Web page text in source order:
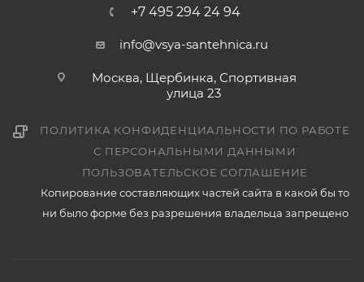
+7 495 294 24 94
info@vsya-santehnica.ru
Москва, Щербинка, Спортивная
улица 23
ПОЛИТИКА КОНФИДЕНЦИАЛЬНОСТИ ПО РАБОТЕ
С ПЕРСОНАЛЬНЫМИ ДАННЫМИ
ПОЛЬЗОВАТЕЛЬСКОЕ СОГЛАШЕНИЕ
Копирование составляющих частей сайта в какой бы то
ни было форме без разрешения владельца запрещено